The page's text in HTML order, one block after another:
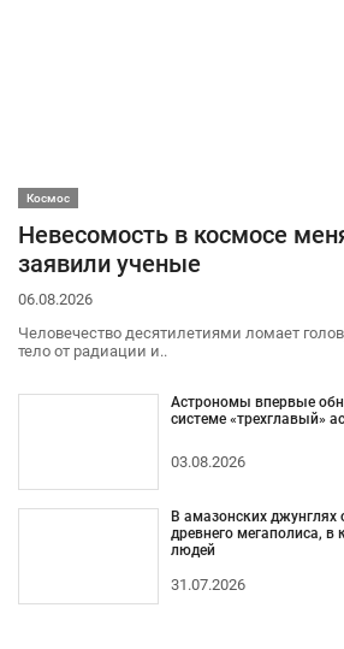
Космос
Невесомость в космосе
заявили ученые
06.08.2026
Человечество десятилетиями ломает
тело от радиации и..
Астрономы впервые
системе «трехглавый»
03.08.2026
В амазонских
древнего мегаполиса,
людей
31.07.2026